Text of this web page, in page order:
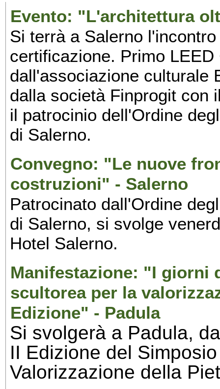
Evento: "L'architettura
Si terrà a Salerno
certificazione. Primo
dall'associazione culturale
dalla società Finprogit con
il patrocinio dell'Ordine
di Salerno.
Convegno: "Le nuove
costruzioni" - Salerno
Patrocinato dall'Ordine
di Salerno, si svolge
Hotel Salerno.
Manifestazione: "I giorni
scultorea per la
Edizione" - Padula
Si svolgerà a Padula,
II Edizione del
Valorizzazione della